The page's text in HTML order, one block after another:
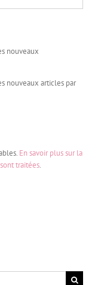
nouveaux
nouveaux articles par
En savoir plus sur la
traitées.